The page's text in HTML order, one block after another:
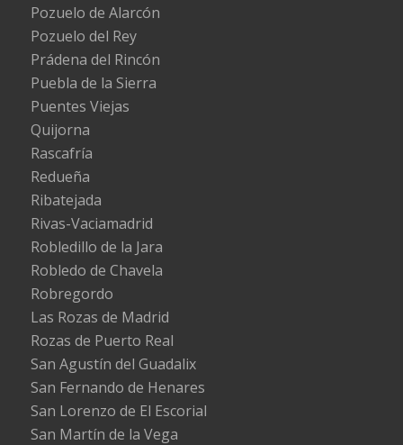
Pozuelo de Alarcón
Pozuelo del Rey
Prádena del Rincón
Puebla de la Sierra
Puentes Viejas
Quijorna
Rascafría
Redueña
Ribatejada
Rivas-Vaciamadrid
Robledillo de la Jara
Robledo de Chavela
Robregordo
Las Rozas de Madrid
Rozas de Puerto Real
San Agustín del Guadalix
San Fernando de Henares
San Lorenzo de El Escorial
San Martín de la Vega